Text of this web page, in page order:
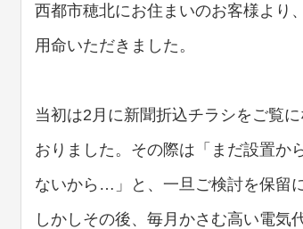
西都市穂北にお住まいのお客様より
用命いただきました。
当初は2月に新聞折込チラシをご覧
おりました。その際は「まだ設置か
ないから…」と、一旦ご検討を保留
しかしその後、毎月かさむ高い電気